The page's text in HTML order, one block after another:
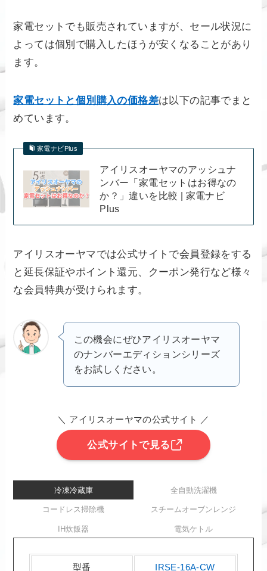
家電セットでも販売されていますが、セール状況に
よっては個別で購入したほうが安くなることがあり
ます。
家電セットと個別購入の価格差は以下の記事でまと
めています。
家電ナビPlus
アイリスオーヤマのアッシュナ
ンバー「家電セットはお得なの
か？」違いを比較 | 家電ナビ
Plus
アイリスオーヤマでは公式サイトで会員登録をする
と延長保証やポイント還元、クーポン発行など様々
な会員特典が受けられます。
この機会にぜひアイリスオーヤマ
のナンバーエディションシリーズ
をお試しください。
＼ アイリスオーヤマの公式サイト ／
公式サイトで見る
冷凍冷蔵庫 全自動洗濯機
コードレス掃除機 スチームオーブンレンジ
IH炊飯器 電気ケトル
型番 IRSE-16A-CW